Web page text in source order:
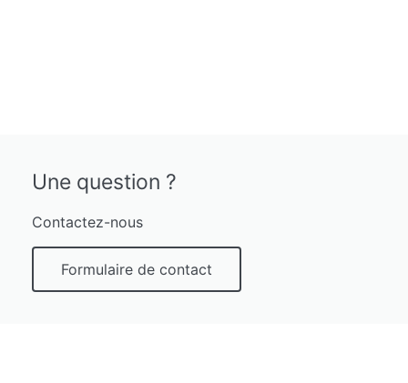
Une question ?
Contactez-nous
Formulaire de contact